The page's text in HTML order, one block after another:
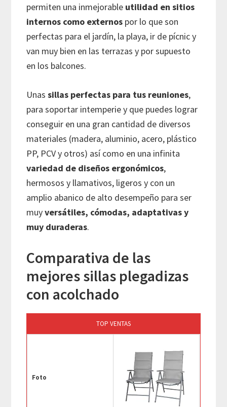
permiten una inmejorable utilidad en sitios
internos como externos por lo que son
perfectas para el jardín, la playa, ir de pícnic y
van muy bien en las terrazas y por supuesto
en los balcones.
Unassillas perfectas para tus reuniones,
para soportar intemperie y que puedes lograr
conseguir en una gran cantidad de diversos
materiales (madera, aluminio, acero, plástico
PP, PCV y otros) así como en una infinita
variedad de diseños ergonómicos,
hermosos y llamativos, ligeros y con un
amplio abanico de alto desempeño para ser
muyversátiles, cómodas, adaptativas y
muy duraderas.
Comparativa de las
mejores sillas plegadizas
con acolchado
TOP VENTAS
Foto